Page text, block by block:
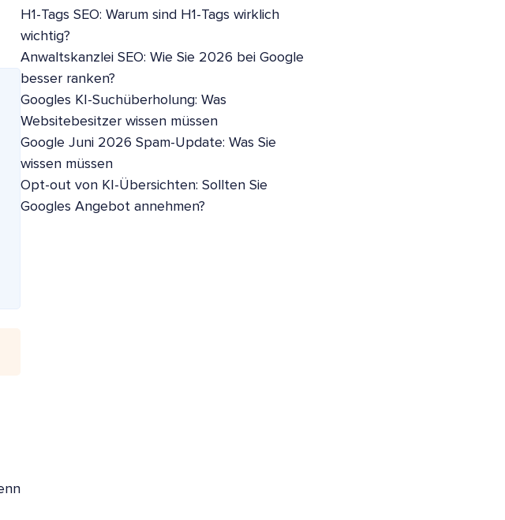
H1-Tags SEO: Warum sind H1-Tags wirklich
wichtig?
Anwaltskanzlei SEO: Wie Sie 2026 bei Google
besser ranken?
Googles KI-Suchüberholung: Was
Websitebesitzer wissen müssen
Google Juni 2026 Spam-Update: Was Sie
wissen müssen
Opt-out von KI-Übersichten: Sollten Sie
Googles Angebot annehmen?